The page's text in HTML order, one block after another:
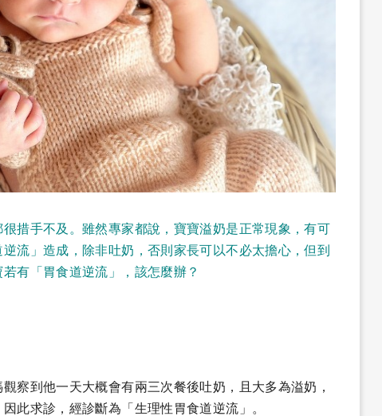
措手不及。雖然專家都說，寶寶溢奶是正常現象，有可
流」造成，除非吐奶，否則家長可以不必太擔心，但到
有「胃食道逆流」，該怎麼辦？
察到他一天大概會有兩三次餐後吐奶，且大多為溢奶，
此求診，經診斷為「生理性胃食道逆流」。